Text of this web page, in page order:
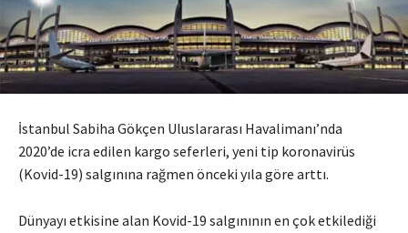
İstanbul Sabiha Gökçen Uluslararası Havalimanı’nda
2020’de icra edilen kargo seferleri, yeni tip koronavirüs
(Kovid-19) salgınına rağmen önceki yıla göre arttı.
Dünyayı etkisine alan Kovid-19 salgınının en çok etkilediği